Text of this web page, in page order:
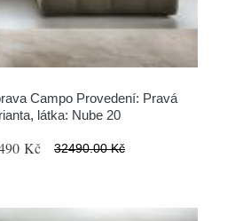
Campo Provedení: Pravá
látka: Nube 20
Kč 32490.00 Kč